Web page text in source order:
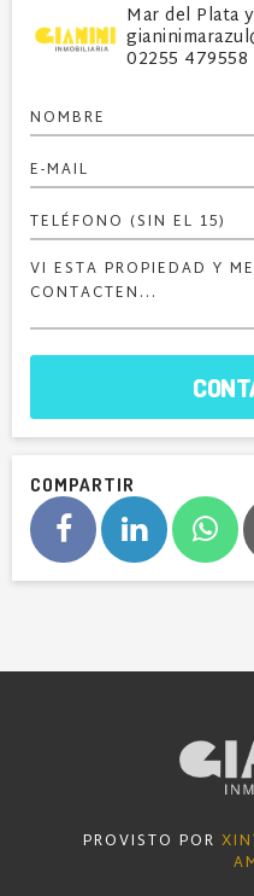
Mar del Plata
02255 479558
COMPARTIR
PROVISTO POR